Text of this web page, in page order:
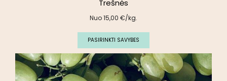
Trešnės
Nuo15,00 €/kg.
PASIRINKTI SAVYBES